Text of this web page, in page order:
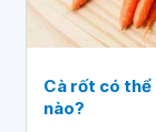
Cà rốt có thể
nào?